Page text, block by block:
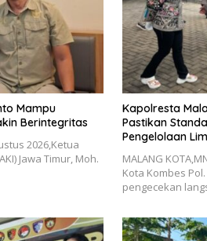
Mampu
Berintegritas
2026,Ketua
Jawa Timur, Moh.
Kapolresta
Pastikan
Pengelolaan
MALANG
Kota Kombes
pengecekan